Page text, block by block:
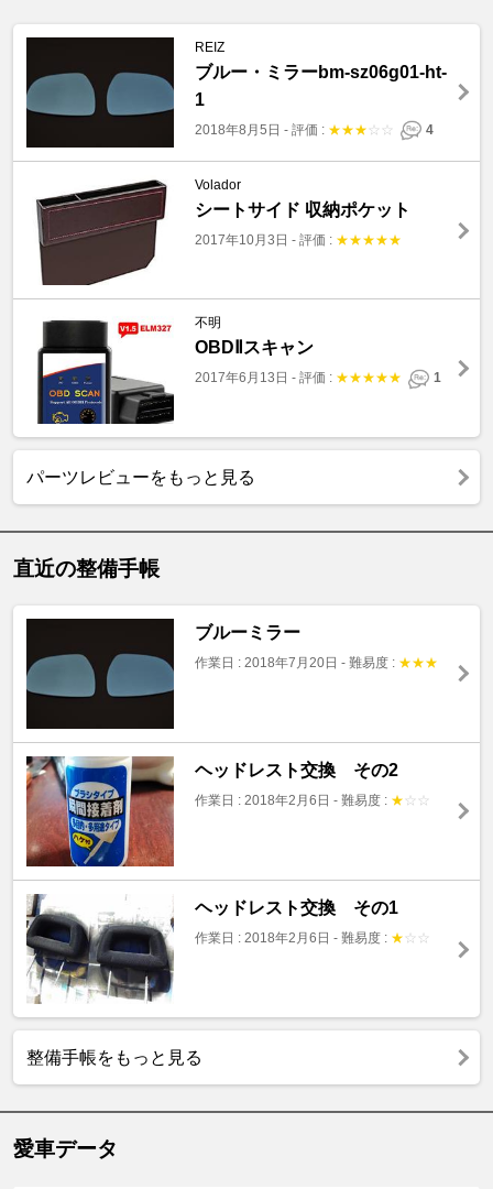
REIZ
ブルー・ミラーbm-sz06g01-ht-
1
2018年8月5日 - 評価 : ★★★ ☆ ☆ 4
Volador
シートサイド 収納ポケット
2017年10月3日 - 評価 : ★★★★★
不明
OBDⅡスキャン
2017年6月13日 - 評価 : ★★★★★ 1
パーツレビューをもっと見る
直近の整備手帳
ブルーミラー
作業日 : 2018年7月20日 - 難易度 : ★★★
ヘッドレスト交換 その2
作業日 : 2018年2月6日 - 難易度 : ★ ☆ ☆
ヘッドレスト交換 その1
作業日 : 2018年2月6日 - 難易度 : ★ ☆ ☆
整備手帳をもっと見る
愛車データ